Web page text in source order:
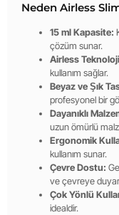
Neden Airless
15 ml Kapasite:
çözüm sunar.
Airless
kullanım sağlar.
Beyaz ve Şık
profesyonel bir
Dayanıklı
uzun ömürlü
Ergonomik
kullanım sunar.
Çevre Dostu:
ve çevreye
Çok Yönlü
idealdir.